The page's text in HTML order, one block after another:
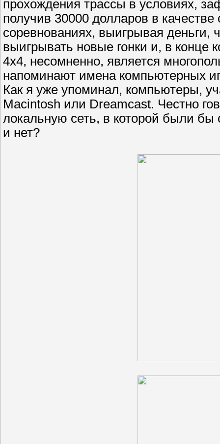
прохождения трассы в условиях,
получив 30000 долларов в качестве
соревнованиях, выигрывая
выигрывать новые гонки и, в
4х4, несомненно, является
напоминают имена компьютерных
Как я уже упоминал, компьютеры,
Macintosh или Dreamcast. Честно
локальную сеть, в которой были
и нет?